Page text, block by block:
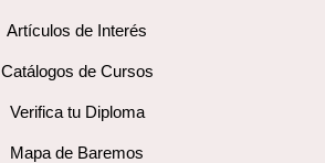
Artículos de Interés
Catálogos de Cursos
Verifica tu Diploma
Mapa de Baremos